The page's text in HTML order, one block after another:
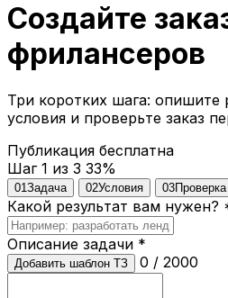
Создайте
фрилансеров
Три коротких шага: опишите
условия и проверьте заказ
Публикация бесплатна
Шаг 1 из 3 33%
01 Задача 02Условия 03Проверка
Какой результат вам нужен?
Описание задачи *
Добавить шаблон ТЗ 0 / 2000